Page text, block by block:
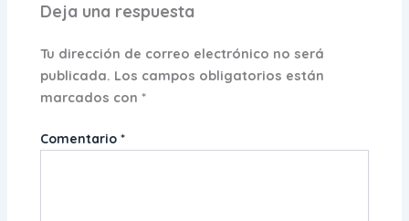
Deja una respuesta
Tu dirección de correo electrónico no será
publicada. Los campos obligatorios están
marcados con*
Comentario*